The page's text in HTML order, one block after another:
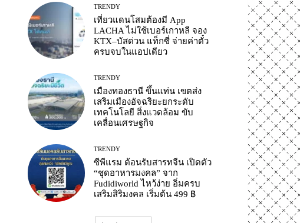
TRENDY
เที่ยวแดนโสมต้องมี App
LACHA ไม่ใช้เบอร์เกาหลี จอง
KTX–บัสด่วน แท็กซี่ จ่ายค่าตั๋ว
ครบจบในแอปเดียว
TRENDY
เมืองทองธานี ขึ้นแท่น เขตส่ง
เสริมเมืองอัจฉริยะยกระดับ
เทคโนโลยี สิ่งแวดล้อม ขับ
เคลื่อนเศรษฐกิจ
TRENDY
ซีพีแรม ต้อนรับสารทจีน เปิดตัว
“ชุดอาหารมงคล” จาก
Fudidiworld ไหว้ง่าย อิ่มครบ
เสริมสิริมงคล เริ่มต้น 499 ฿